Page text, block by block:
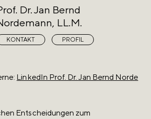
Dr. Jan Bernd
LL.M.
KONTAKT PROFIL
LinkedIn Prof. Dr. Jan Bernd Norde
Entscheidungen zum